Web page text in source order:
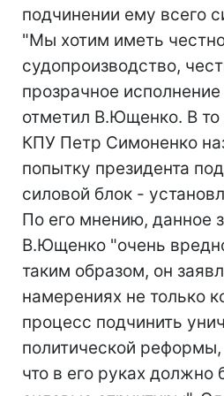
подчинении ему всего
"Мы хотим иметь
судопроизводство,
прозрачное исполнение
отметил В.Ющенко. В
КПУ Петр Симоненко
попытку президента
силовой блок -
По его мнению, данное
В.Ющенко "очень
таким образом, он
намерениях не только
процесс подчинить
политической
что в его руках должно